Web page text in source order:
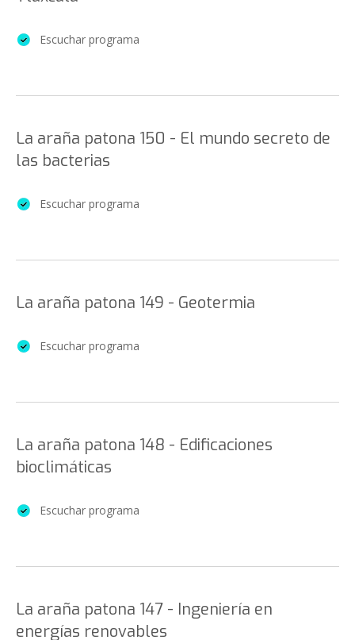
Escuchar programa
La araña patona 150 - El mundo secreto de
las bacterias
Escuchar programa
La araña patona 149 - Geotermia
Escuchar programa
La araña patona 148 - Edificaciones
bioclimáticas
Escuchar programa
La araña patona 147 - Ingeniería en
energías renovables